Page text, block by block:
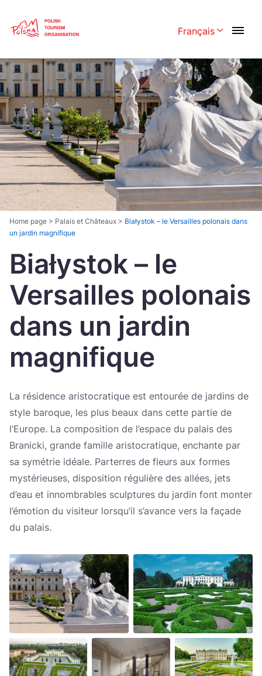
Français
Polski English
Česká 中国
Dansk Deutsch
Español Français
Italiano Magyar
Nederlands 日本語
Português Norsk
Україна
Zamknij
Home page > Palais et Châteaux > Białystok – le Versailles polonais dans
un jardin magnifique
Białystok – le
Versailles polonais
dans un jardin
magnifique
La résidence aristocratique est entourée de jardins de
style baroque, les plus beaux dans cette partie de
l’Europe. La composition de l’espace du palais des
Branicki, grande famille aristocratique, enchante par
sa symétrie idéale. Parterres de fleurs aux formes
mystérieuses, disposition régulière des allées, jets
d’eau et innombrables sculptures du jardin font monter
l’émotion du visiteur lorsqu’il s’avance vers la façade
du palais.